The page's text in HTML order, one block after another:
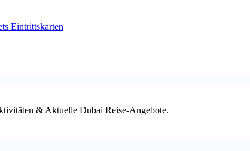
Eintrittskarten
& Aktuelle Dubai Reise-Angebote.